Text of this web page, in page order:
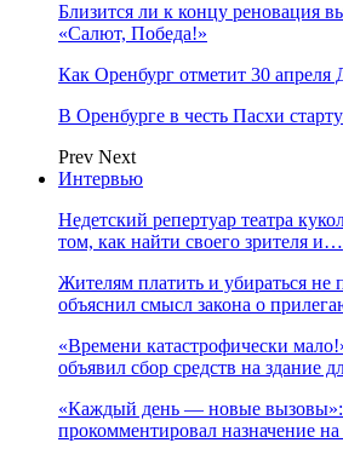
Близится ли к концу реновация
«Салют, Победа!»
Как Оренбург отметит 30 апреля
В Оренбурге в честь Пасхи
Prev Next
Интервью
Недетский репертуар театра
том, как найти своего зрителя и…
Жителям платить и убираться не
объяснил смысл закона о
«Времени катастрофически
объявил сбор средств на здание
«Каждый день — новые
прокомментировал назначение